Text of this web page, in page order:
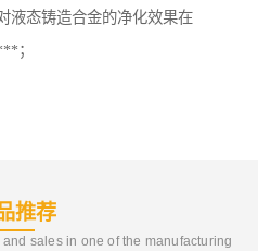
液态铸造合金的净化效果在
；
推荐
sales in one of the manufacturing